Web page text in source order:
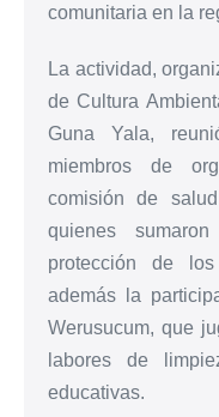
comunitaria en la
La actividad,
de Cultura
Guna Yala,
miembros de
comisión de
quienes
protección de
además la
Werusucum, que
labores de
educativas.